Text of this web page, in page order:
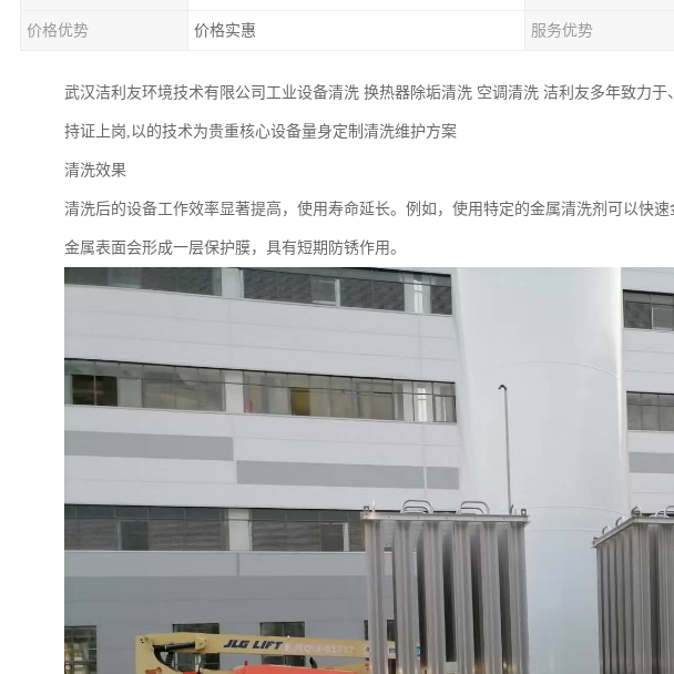
价格优势 价格实惠 服务优势
武汉洁利友环境技术有限公司工业设备清洗 换热器除垢清洗 空调清洗 洁利友多年致力
持证上岗,以的技术为贵重核心设备量身定制清洗维护方案
清洗效果
清洗后的设备工作效率显著提高，使用寿命延长。例如，使用特定的金属清洗剂可以快
金属表面会形成一层保护膜，具有短期防锈作用。